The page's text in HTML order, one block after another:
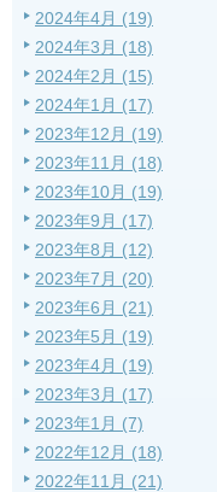
2024年4月 (19)
2024年3月 (18)
2024年2月 (15)
2024年1月 (17)
2023年12月 (19)
2023年11月 (18)
2023年10月 (19)
2023年9月 (17)
2023年8月 (12)
2023年7月 (20)
2023年6月 (21)
2023年5月 (19)
2023年4月 (19)
2023年3月 (17)
2023年1月 (7)
2022年12月 (18)
2022年11月 (21)